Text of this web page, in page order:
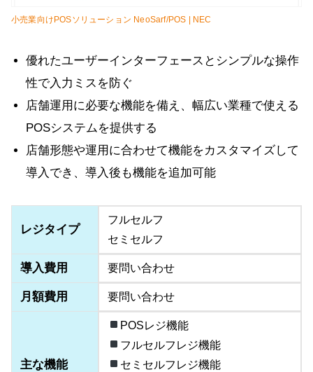
小売業向けPOSソリューション NeoSarf/POS | NEC
優れたユーザーインターフェースとシンプルな操作
性で入力ミスを防ぐ
店舗運用に必要な機能を備え、幅広い業種で使える
POSシステムを提供する
店舗形態や運用に合わせて機能をカスタマイズして
導入でき、導入後も機能を追加可能
レジタイプ
フルセルフ
セミセルフ
導入費用 要問い合わせ
月額費用 要問い合わせ
主な機能
POSレジ機能
フルセルフレジ機能
セミセルフレジ機能